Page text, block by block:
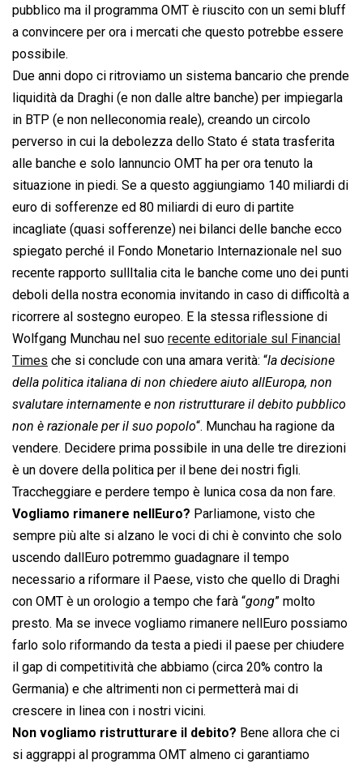
pubblico ma il programma OMT è riuscito con un semi bluff
a convincere per ora i mercati che questo potrebbe essere
possibile.
Due anni dopo ci ritroviamo un sistema bancario che prende
liquidità da Draghi (e non dalle altre banche) per impiegarla
in BTP (e non nelleconomia reale), creando un circolo
perverso in cui la debolezza dello Stato é stata trasferita
alle banche e solo lannuncio OMT ha per ora tenuto la
situazione in piedi. Se a questo aggiungiamo 140 miliardi di
euro di sofferenze ed 80 miliardi di euro di partite
incagliate (quasi sofferenze) nei bilanci delle banche ecco
spiegato perché il Fondo Monetario Internazionale nel suo
recente rapporto sullItalia cita le banche come uno dei punti
deboli della nostra economia invitando in caso di difficoltà a
ricorrere al sostegno europeo. E la stessa riflessione di
Wolfgang Munchau nel suo recente editoriale sul Financial
Times che si conclude con una amara verità: “la decisione
della politica italiana di non chiedere aiuto allEuropa, non
svalutare internamente e non ristrutturare il debito pubblico
non è razionale per il suo popolo“. Munchau ha ragione da
vendere. Decidere prima possibile in una delle tre direzioni
è un dovere della politica per il bene dei nostri figli.
Traccheggiare e perdere tempo è lunica cosa da non fare.
Vogliamo rimanere nellEuro? Parliamone, visto che
sempre più alte si alzano le voci di chi è convinto che solo
uscendo dallEuro potremmo guadagnare il tempo
necessario a riformare il Paese, visto che quello di Draghi
con OMT è un orologio a tempo che farà “gong” molto
presto. Ma se invece vogliamo rimanere nellEuro possiamo
farlo solo riformando da testa a piedi il paese per chiudere
il gap di competitività che abbiamo (circa 20% contro la
Germania) e che altrimenti non ci permetterà mai di
crescere in linea con i nostri vicini.
Non vogliamo ristrutturare il debito? Bene allora che ci
si aggrappi al programma OMT almeno ci garantiamo